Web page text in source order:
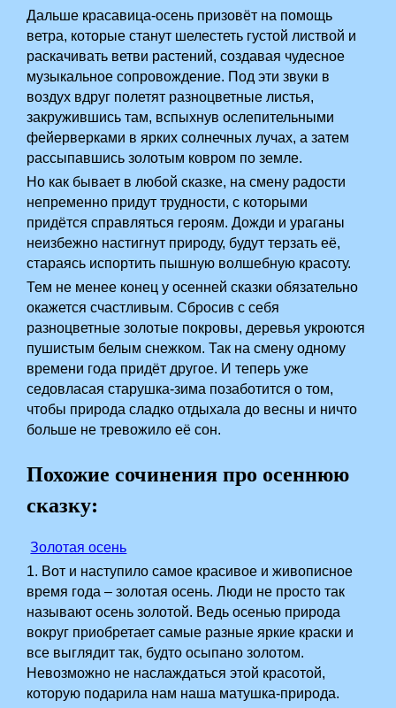
Дальше красавица-осень призовёт на помощь
ветра, которые станут шелестеть густой листвой и
раскачивать ветви растений, создавая чудесное
музыкальное сопровождение. Под эти звуки в
воздух вдруг полетят разноцветные листья,
закружившись там, вспыхнув ослепительными
фейерверками в ярких солнечных лучах, а затем
рассыпавшись золотым ковром по земле.
Но как бывает в любой сказке, на смену радости
непременно придут трудности, с которыми
придётся справляться героям. Дожди и ураганы
неизбежно настигнут природу, будут терзать её,
стараясь испортить пышную волшебную красоту.
Тем не менее конец у осенней сказки обязательно
окажется счастливым. Сбросив с себя
разноцветные золотые покровы, деревья укроются
пушистым белым снежком. Так на смену одному
времени года придёт другое. И теперь уже
седовласая старушка-зима позаботится о том,
чтобы природа сладко отдыхала до весны и ничто
больше не тревожило её сон.
Похожие сочинения про осеннюю
сказку:
Золотая осень
1. Вот и наступило самое красивое и живописное
время года – золотая осень. Люди не просто так
называют осень золотой. Ведь осенью природа
вокруг приобретает самые разные яркие краски и
все выглядит так, будто осыпано золотом.
Невозможно не наслаждаться этой красотой,
которую подарила нам наша матушка-природа.